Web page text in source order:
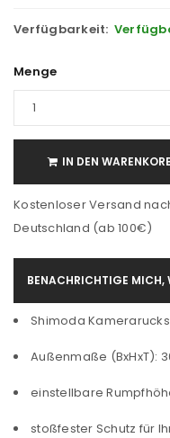
Verfügbarkeit:
Menge
IN DEN
Kostenloser Versand
Deutschland (ab 100€)
BENACHRICHTIGE MICH,
Shimoda
Außenmaße (BxHxT):
einstellbare
stoßfester Schutz für